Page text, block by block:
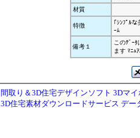
材質
特徴
｢ｼﾝﾌﾟﾙ
ｰﾑ
備考１
このﾃﾞｰ
ます ﾏﾆｭ
間取り＆3D住宅デザインソフト 3Dマ
3D住宅素材ダウンロードサービス デー